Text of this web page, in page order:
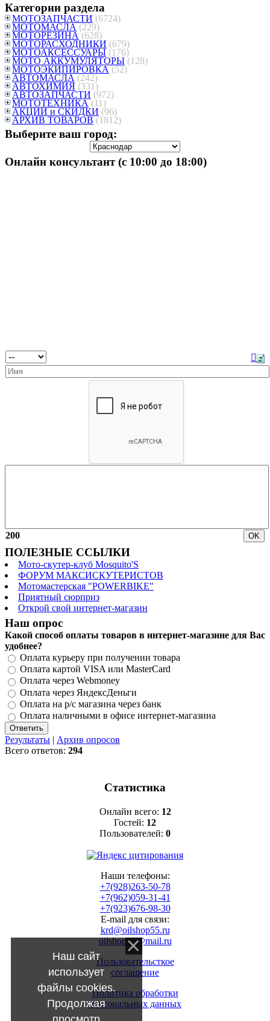
Категории раздела
МОТОЗАПЧАСТИ (6724)
МОТОМАСЛА (229)
МОТОРЕЗИНА (628)
МОТОРАСХОДНИКИ (679)
МОТОАКСЕССУАРЫ (176)
МОТО АККУМУЛЯТОРЫ (128)
МОТОЭКИПИРОВКА (52)
АВТОМАСЛА (242)
АВТОХИМИЯ (331)
АВТОЗАПЧАСТИ (972)
МОТОТЕХНИКА (11)
АКЦИИ и СКИДКИ (96)
АРХИВ ТОВАРОВ (1812)
Выберите ваш город:
Онлайн консультант (с 10:00 до 18:00)
200
ПОЛЕЗНЫЕ ССЫЛКИ
Мото-скутер-клуб Mosquito'S
ФОРУМ МАКСИСКУТЕРИСТОВ
Мотомастерская "POWERBIKE"
Приятный сюрприз
Открой свой интернет-магазин
Наш опрос
Какой способ оплаты товаров в интернет-магазине для Вас
удобнее?
Оплата курьеру при получении товара
Оплата картой VISA или MasterCard
Оплата через Webmoney
Оплата через ЯндексДеньги
Оплата на р/с магазина через банк
Оплата наличными в офисе интернет-магазина
Результаты | Архив опросов
Всего ответов: 294
Статистика
Онлайн всего: 12
Гостей: 12
Пользователей: 0
Наши телефоны:
+7(928)263-50-78
+7(962)059-31-41
+7(923)676-98-30
E-mail для связи:
krd@oilshop55.ru
oilshop55@mail.ru
Пользовательсткое
соглашение
Политика обработки
персональных данных
Наш сайт
использует
файлы cookies.
Продолжая